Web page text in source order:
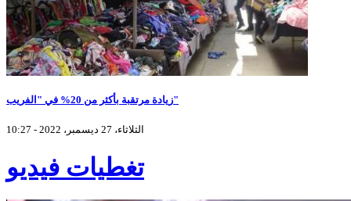
زيادة مرتقبة بأكثر من 20% في "الفريب"
الثلاثاء، 27 ديسمبر، 2022 - 10:27
تغطيات فيديو